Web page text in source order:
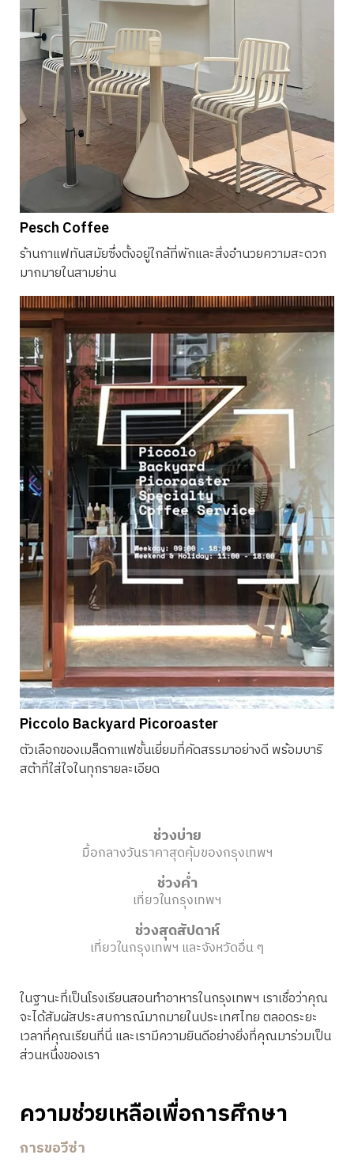
ช่วงบ่าย
มื้อกลางวันราคาสุดคุ้มของกรุงเทพฯ
ช่วงค่ำ
เที่ยวในกรุงเทพฯ
ช่วงสุดสัปดาห์
เที่ยวในกรุงเทพฯ และจังหวัดอื่น ๆ
Pesch Coffee
ร้านกาแฟทันสมัยซึ่งตั้งอยู่ใกล้ที่พักและสิ่งอำนวยความสะดวก
มากมายในสามย่าน
Piccolo Backyard Picoroaster
ตัวเลือกของเมล็ดกาแฟชั้นเยี่ยมที่คัดสรรมาอย่างดี พร้อมบาริ
สต้าที่ใส่ใจในทุกรายละเอียด
ในฐานะที่เป็นโรงเรียนสอนทำอาหารในกรุงเทพฯ เราเชื่อว่าคุณ
จะได้สัมผัสประสบการณ์มากมายในประเทศไทย ตลอดระยะ
เวลาที่คุณเรียนที่นี่ และเรามีความยินดีอย่างยิ่งที่คุณมาร่วมเป็น
ส่วนหนึ่งของเรา
ความช่วยเหลือเพื่อการศึกษา
การขอวีซ่า